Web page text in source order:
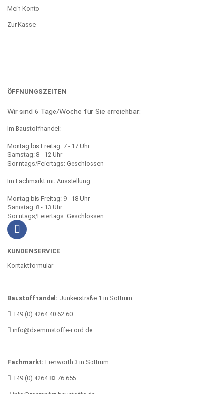
Mein Konto
Zur Kasse
ÖFFNUNGSZEITEN
Wir sind 6 Tage/Woche für Sie erreichbar:
Im Baustoffhandel:
Montag bis Freitag: 7 - 17 Uhr
Samstag: 8 - 12 Uhr
Sonntags/Feiertags: Geschlossen
Im Fachmarkt mit Ausstellung:
Montag bis Freitag: 9 - 18 Uhr
Samstag: 8 - 13 Uhr
Sonntags/Feiertags: Geschlossen
KUNDENSERVICE
Kontaktformular
Baustoffhandel: Junkerstraße 1 in Sottrum
+49 (0) 4264 40 62 60
info@daemmstoffe-nord.de
Fachmarkt: Lienworth 3 in Sottrum
+49 (0) 4264 83 76 655